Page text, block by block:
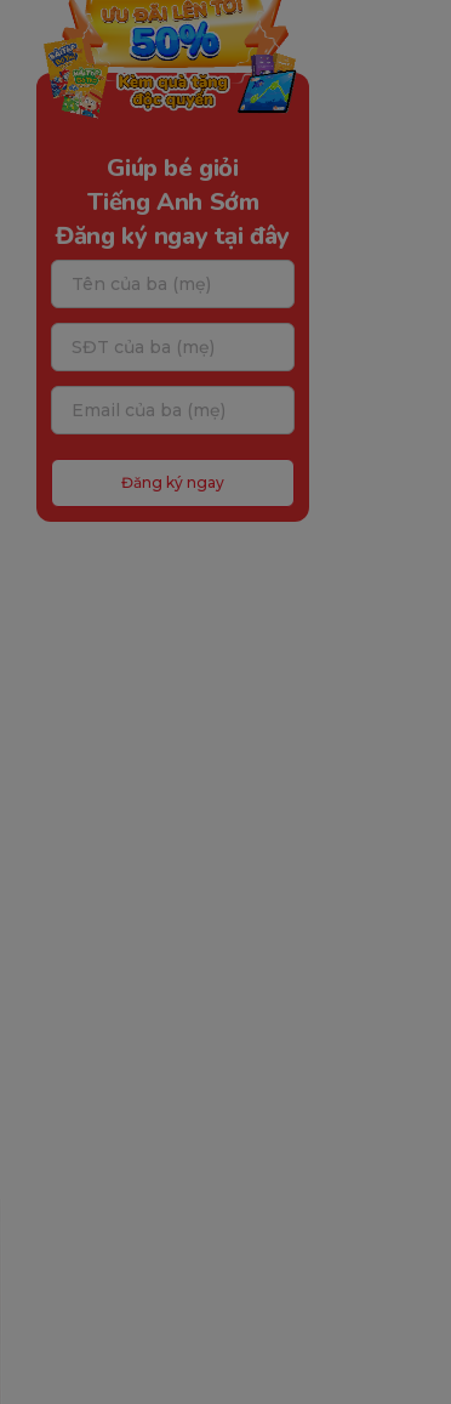
Giúp bé giỏi
Tiếng Anh Sớm
Đăng ký ngay tại đây
Đăng ký ngay